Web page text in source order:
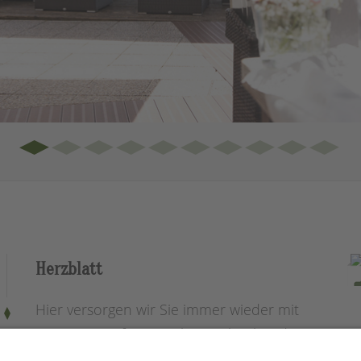
Herzblatt
Hier versorgen wir Sie immer wieder mit
neuem "Lesefutter". Ob Impulsgebendes,